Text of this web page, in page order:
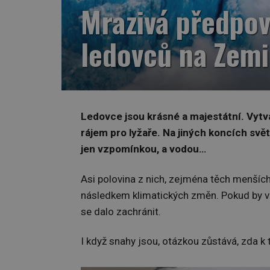
Mrazivá
ledovců na Zemi
Ledovce jsou krásné a majestátní.
rájem pro lyžaře. Na jiných koncích
jen vzpomínkou, a vodou…
Asi polovina z nich, zejména těch
následkem klimatických změn. Pokud by
se dalo zachránit.
I když snahy jsou, otázkou zůstává, zda